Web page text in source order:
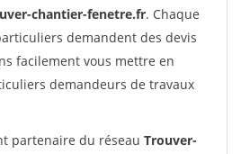
chantier-fenetre.fr. Chaque
demandent des devis
facilement vous mettre en
demandeurs de travaux
partenaire du réseau Trouver-